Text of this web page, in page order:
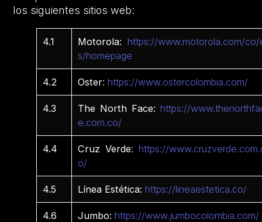
los siguientes sitios web:
4.1 Motorola: https://www.motorola.com/
s/homepage
4.2 Oster:https://www.ostercolombia.com/
4.3 The North Face: https://
e.com.co/
4.4 Cruz Verde:https://
o/
4.5 Línea Estética: https://lineaestetica.co/
4.6 Jumbo: https://www.jumbocolombia.com/